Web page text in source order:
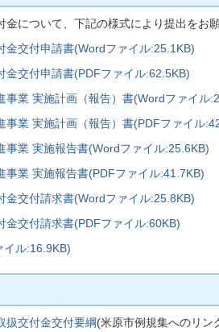
金について、下記の様式により提出をお願
金交付申請書(Wordファイル:25.1KB)
金交付申請書(PDFファイル:62.5KB)
事業 実施計画（報告）書(Wordファイル
事業 実施計画（報告）書(PDFファイル
事業 実施報告書(Wordファイル:25.6KB)
事業 実施報告書(PDFファイル:41.7KB)
金交付請求書(Wordファイル:25.8KB)
金交付請求書(PDFファイル:60KB)
イル:16.9KB)
扱交付金交付要綱(米原市例規集へのリン